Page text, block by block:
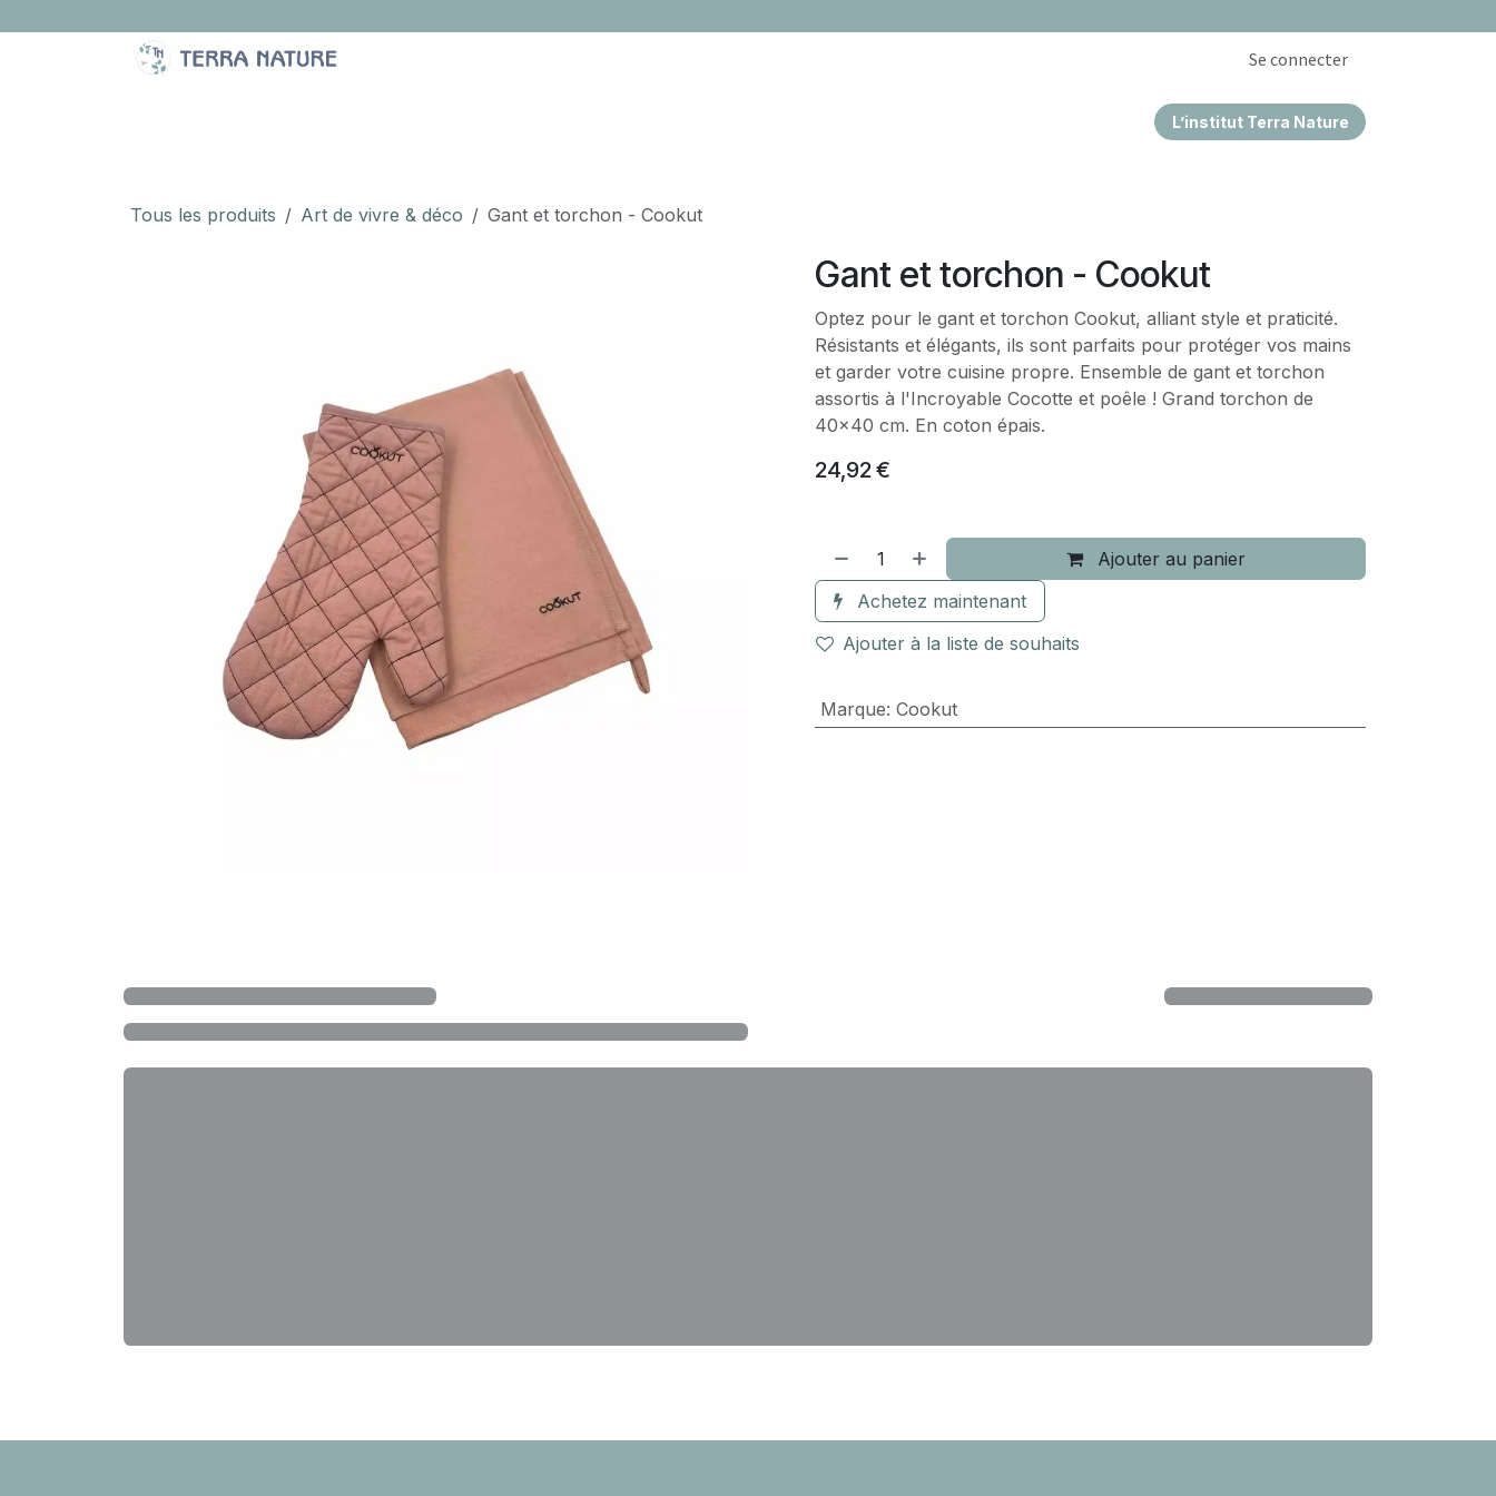
Se connecter
L’institut Terra Nature
Tous les produits Art de vivre & déco Gant et torchon - Cookut
Gant et torchon - Cookut
Optez pour le gant et torchon Cookut, alliant style et praticité.
Résistants et élégants, ils sont parfaits pour protéger vos mains
et garder votre cuisine propre. Ensemble de gant et torchon
assortis à l'Incroyable Cocotte et poêle ! Grand torchon de
40x40 cm. En coton épais.
24,92€
Ajouter au panier
Achetez maintenant
Ajouter à la liste de souhaits
Marque: Cookut